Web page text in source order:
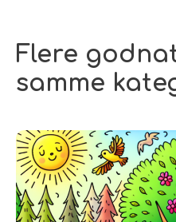
Flere
samme